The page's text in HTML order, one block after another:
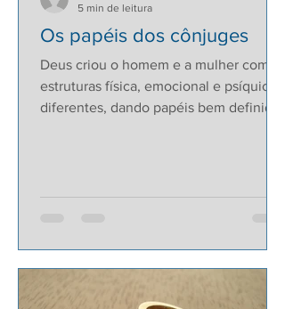
Os papéis dos cônjuges
Deus criou o homem e a mulher com
estruturas física, emocional e psíquica
diferentes, dando papéis bem definidos
5 min de leitura